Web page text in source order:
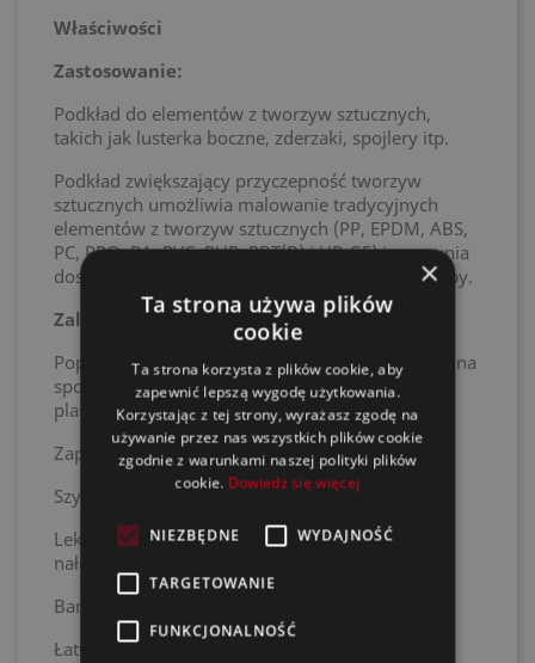
Właściwości
Zastosowanie:
Podkład do elementów z tworzyw sztucznych,
takich jak lusterka boczne, zderzaki, spojlery itp.
Podkład zwiększający przyczepność tworzyw
sztucznych umożliwia malowanie tradycyjnych
elementów z tworzyw sztucznych (PP, EPDM, ABS,
PC, PPO, PA, PVC, PUR, PBT(B) i UP-GF) i zapewnia
doskonałą przyczepność podczas nakładania farby.
Zalety produktu:
Poprawia przyczepność kolejnej warstwy lakieru na
spojlerach, plastikowych lusterkach bocznych i
plastikowych zderzakach.
Zapewnia idealną przyczepność.
Szybko schnie.
Lekko srebrzysta pigmentacja wskazuje miejsca
nałożenia podkładu.
Bardzo ekonomiczny.
Łatwy w obróbce, dobrze się rozprowadza.
×
Ta strona używa plików
cookie
Ta strona korzysta z plików cookie, aby
zapewnić lepszą wygodę użytkowania.
Korzystając z tej strony, wyrażasz zgodę na
używanie przez nas wszystkich plików cookie
zgodnie z warunkami naszej polityki plików
cookie. Dowiedz się więcej
NIEZBĘDNE WYDAJNOŚĆ
TARGETOWANIE
FUNKCJONALNOŚĆ